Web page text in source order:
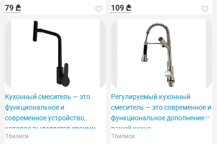
79 ₾ 109 ₾
Кухонный смеситель — это
функциональное и
современное устройство,
которое выделяется своими
особенностями.
Тбилиси
Регулируемый кухонный
смеситель — это современное и
функциональное дополнение к
вашей кухне.
Тбилиси